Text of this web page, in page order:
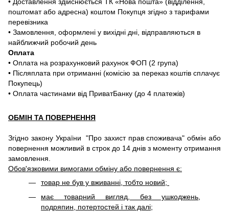
поштомат або адресна) коштом Покупця згідно з тарифами
перевізника
• Замовлення, оформлені у вихідні дні, відправляються в
найближчий робочий день
Оплата
• Оплата на розрахунковий рахунок ФОП (2 група)
• Післяплата при отриманні (комісію за переказ коштів сплачує
Покупець)
• Оплата частинами від ПриватБанку (до 4 платежів)
ОБМІН ТА ПОВЕРНЕННЯ
Згідно закону України "Про захист прав споживача" обмін або
повернення можливий в строк до 14 днів з моменту отримання
замовлення.
Обов'язковими вимогами обміну або повернення є:
товар не був у вживанні, тобто новий;
має товарний вигляд, без ушкоджень,
подряпин, потертостей і так далі;